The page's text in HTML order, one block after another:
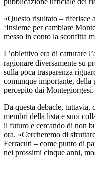
«Questo risultato – riferisce
‘Insieme per cambiare
messo in conto la sconfitta
L’obiettivo era di catturare
ragionare diversamente su
sulla poca trasparenza
comunque importante, della
percepito dai Montegiorgesi.
Da questa debacle, tuttavia,
membri della lista e suoi
il futuro e cercando di non
ora. «Cercheremo di
Ferracuti – come punto di
nei prossimi cinque anni,